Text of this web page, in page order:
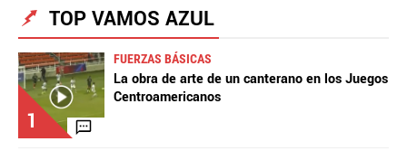
TOP VAMOS AZUL
1
FUERZAS BÁSICAS
La obra de arte de un canterano en los Juegos
Centroamericanos